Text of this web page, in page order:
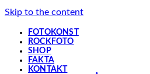
Skip to the content
FOTOKONST
ROCKFOTO
SHOP
FAKTA
KONTAKT